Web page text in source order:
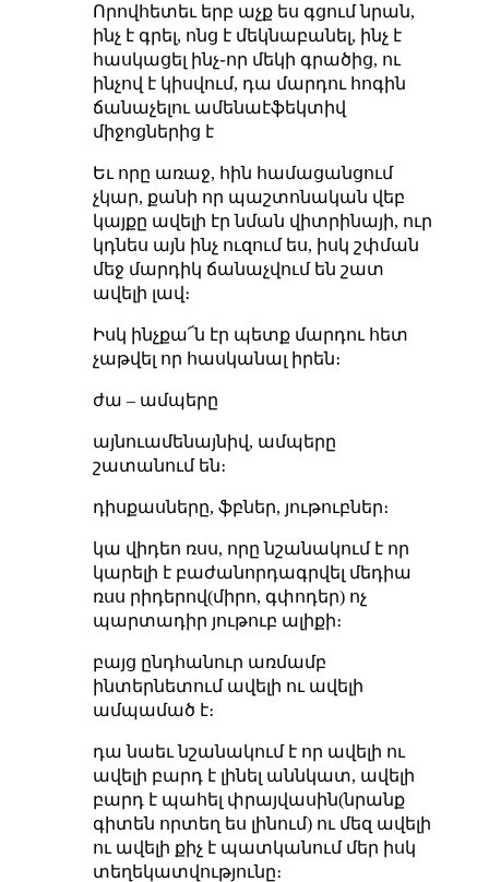
Որովհետեւ երբ աչք ես գցում նրան,
ինչ է գրել, ոնց է մեկնաբանել, ինչ է
հասկացել ինչ֊որ մեկի գրածից, ու
ինչով է կիսվում, դա մարդու հոգին
ճանաչելու ամենաէֆեկտիվ
միջոցներից է
Եւ որը առաջ, հին համացանցում
չկար, քանի որ պաշտոնական վեբ
կայքը ավելի էր նման վիտրինայի, ուր
կդնես այն ինչ ուզում ես, իսկ շփման
մեջ մարդիկ ճանաչվում են շատ
ավելի լավ։
Իսկ ինչքա՜ն էր պետք մարդու հետ
չաթվել որ հասկանալ իրեն։
ժա – ամպերը
այնուամենայնիվ, ամպերը
շատանում են։
դիսքասները, ֆբներ, յութուբներ։
կա վիդեո ռսս, որը նշանակում է որ
կարելի է բաժանորդագրվել մեդիա
ռսս րիդերով(միրո, գփոդեր) ոչ
պարտադիր յութուբ ալիքի։
բայց ընդհանուր առմամբ
ինտերնետում ավելի ու ավելի
ամպամած է։
դա նաեւ նշանակում է որ ավելի ու
ավելի բարդ է լինել աննկատ, ավելի
բարդ է պահել փրայվասին(նրանք
գիտեն որտեղ ես լինում) ու մեզ ավելի
ու ավելի քիչ է պատկանում մեր իսկ
տեղեկատվությունը։